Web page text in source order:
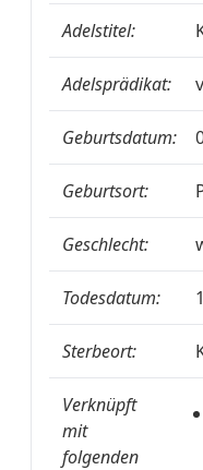
Adelstitel:
Adelsprädikat:
Geburtsdatum:
Geburtsort:
Geschlecht:
Todesdatum:
Sterbeort:
Verknüpft
mit
folgenden